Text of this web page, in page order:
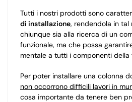
Tutti i nostri prodotti sono
di installazione, rendendola in tal
chiunque sia alla ricerca di un
funzionale, ma che possa
mentale a tutti i componenti della
Per poter installare una colonna
non occorrono difficili lavori in
cosa importante da tenere ben